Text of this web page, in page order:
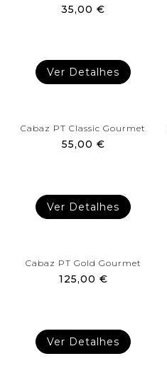
35,00 €
Ver Detalhes
Cabaz PT Classic Gourmet
55,00 €
Ver Detalhes
Cabaz PT Gold Gourmet
125,00 €
Ver Detalhes